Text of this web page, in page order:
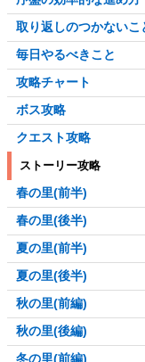
取り返しのつかないこ
毎日やるべきこと
攻略チャート
ボス攻略
クエスト攻略
ストーリー攻略
春の里(前半)
春の里(後半)
夏の里(前半)
夏の里(後半)
秋の里(前編)
秋の里(後編)
冬の里(前編)